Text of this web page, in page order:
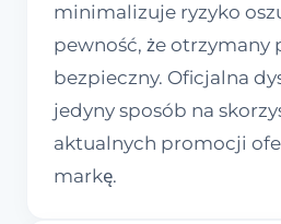
minimalizuje ryzyko
pewność, że otrzymany
bezpieczny. Oficjalna
jedyny sposób na
aktualnych promocji
markę.